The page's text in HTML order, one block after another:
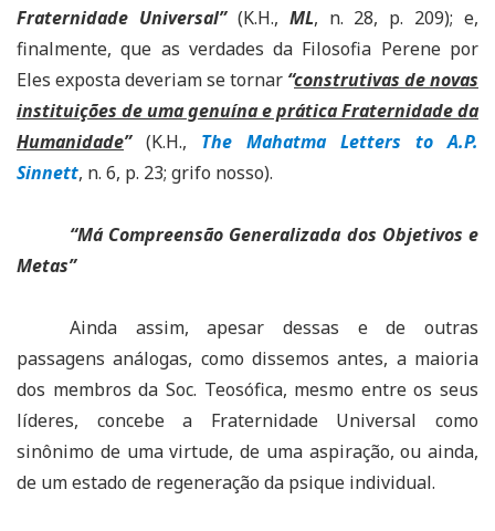
Fraternidade Universal”(K.H., ML, n. 28, p. 209); e,
finalmente, que as verdades da Filosofia Perene por
Eles exposta deveriam se tornar “construtivas de novas
instituições de uma genuína e prática Fraternidade da
Humanidade”(K.H., The Mahatma Letters to A.P.
Sinnett, n. 6, p. 23; grifo nosso).
“Má Compreensão Generalizada dos Objetivos e
Metas”
Ainda assim, apesar dessas e de outras
passagens análogas, como dissemos antes, a maioria
dos membros da Soc. Teosófica, mesmo entre os seus
líderes, concebe a Fraternidade Universal como
sinônimo de uma virtude, de uma aspiração, ou ainda,
de um estado de regeneração da psique individual.